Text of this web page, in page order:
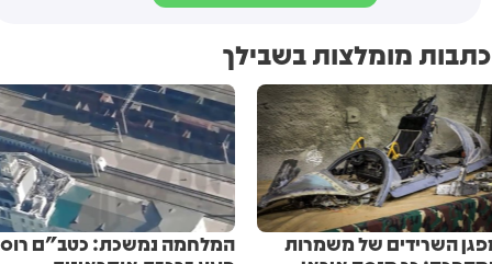
כתבות מומלצות בשבילך
השרידים של משמרות
המלחמה נמשכת: כטב"ם